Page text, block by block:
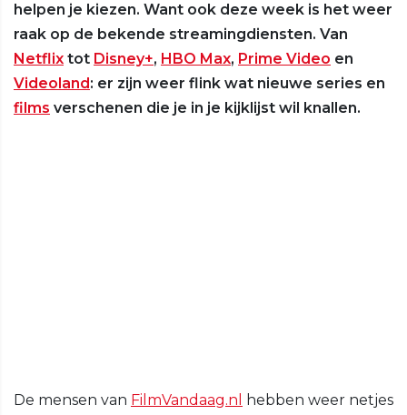
helpen je kiezen. Want ook deze week is het weer
raak op de bekende streamingdiensten. Van
Netflix tot Disney+, HBO Max, Prime Video en
Videoland: er zijn weer flink wat nieuwe series en
films verschenen die je in je kijklijst wil knallen.
De mensen van FilmVandaag.nl
hebben weer netjes